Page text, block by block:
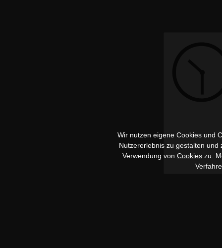
Wir nutzen eigene Cookies und
Nutzererlebnis zu gestalten
Verwendung von Cookies zu.